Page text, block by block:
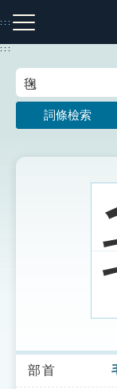
到
主
:::
注音索引圖示
索引選單
:::
詞條檢索
部首